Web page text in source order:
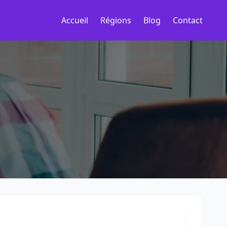
Accueil Régions Blog Contact